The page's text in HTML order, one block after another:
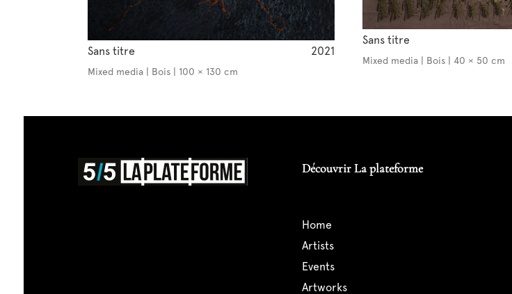
Sans titre 2021
Mixed media | Bois | 100 × 130 cm
Sans titre
Mixed media | Bois | 40 × 50 cm
Découvrir La plateforme
home
artists
events
artworks